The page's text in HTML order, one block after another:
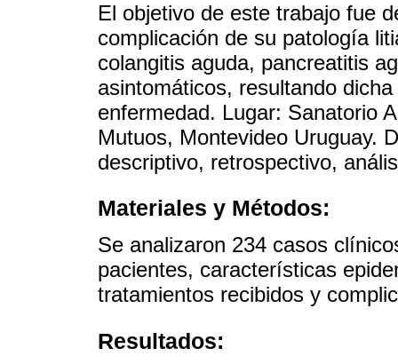
El objetivo de este trabajo fue
complicación de su patología
colangitis aguda, pancreatitis
asintomáticos, resultando
enfermedad. Lugar: Sanatorio
Mutuos, Montevideo Uruguay.
descriptivo, retrospectivo,
Materiales y Métodos:
Se analizaron 234 casos
pacientes, características
tratamientos recibidos y
Resultados: